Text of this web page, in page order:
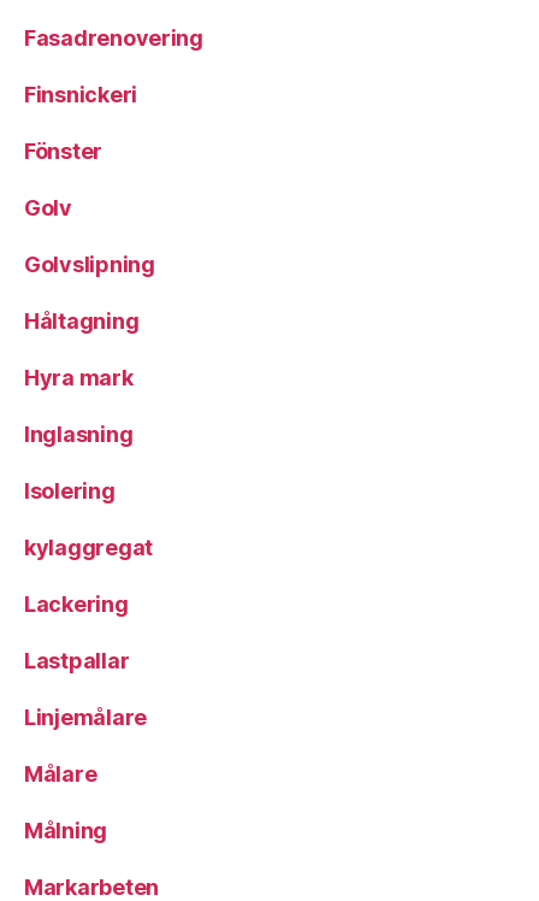
Fasadrenovering
Finsnickeri
Fönster
Golv
Golvslipning
Håltagning
Hyra mark
Inglasning
Isolering
kylaggregat
Lackering
Lastpallar
Linjemålare
Målare
Målning
Markarbeten